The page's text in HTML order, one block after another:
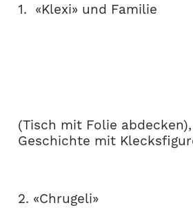
1. «Klexi» und Familie
(Tisch mit Folie
Geschichte mit
2. «Chrugeli»